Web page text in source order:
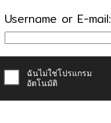
Username or E-mail: